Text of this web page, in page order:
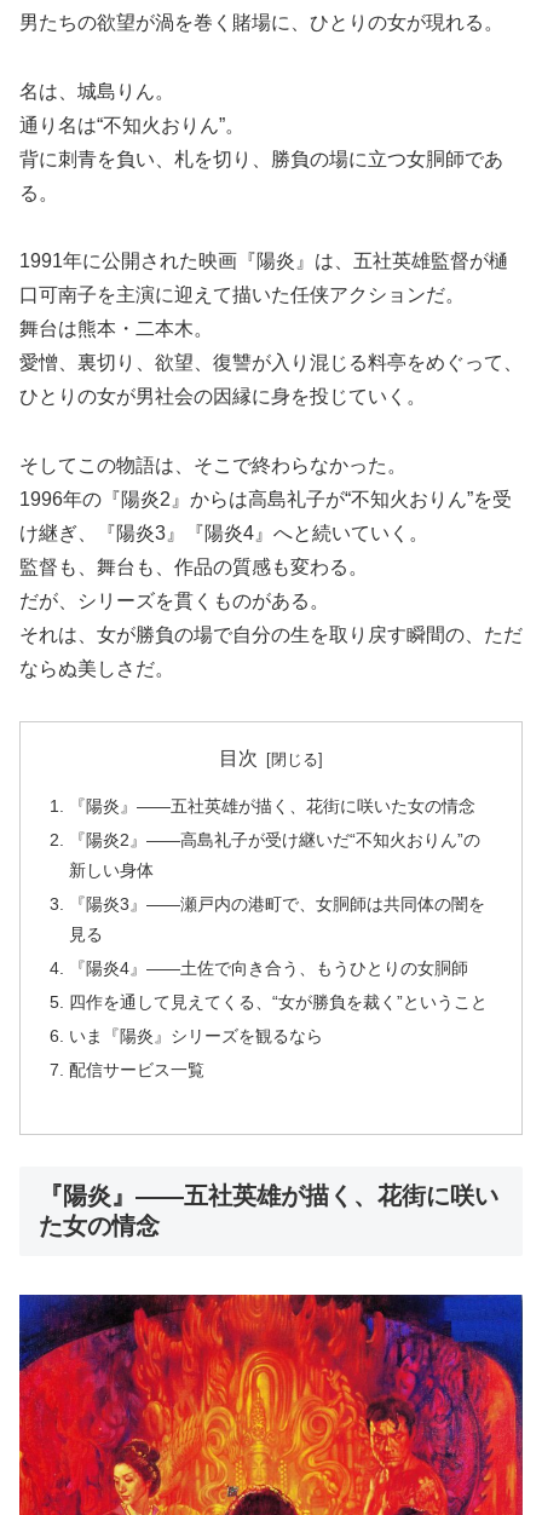
男たちの欲望が渦を巻く賭場に、ひとりの女が現れる。
名は、城島りん。
通り名は“不知火おりん”。
背に刺青を負い、札を切り、勝負の場に立つ女胴師であ
る。
1991年に公開された映画『陽炎』は、五社英雄監督が樋
口可南子を主演に迎えて描いた任侠アクションだ。
舞台は熊本・二本木。
愛憎、裏切り、欲望、復讐が入り混じる料亭をめぐって、
ひとりの女が男社会の因縁に身を投じていく。
そしてこの物語は、そこで終わらなかった。
1996年の『陽炎2』からは高島礼子が“不知火おりん”を受
け継ぎ、『陽炎3』『陽炎4』へと続いていく。
監督も、舞台も、作品の質感も変わる。
だが、シリーズを貫くものがある。
それは、女が勝負の場で自分の生を取り戻す瞬間の、ただ
ならぬ美しさだ。
目次
『陽炎』――五社英雄が描く、花街に咲いた女の情念
『陽炎2』――高島礼子が受け継いだ“不知火おりん”の
新しい身体
『陽炎3』――瀬戸内の港町で、女胴師は共同体の闇を
見る
『陽炎4』――土佐で向き合う、もうひとりの女胴師
四作を通して見えてくる、“女が勝負を裁く”ということ
いま『陽炎』シリーズを観るなら
配信サービス一覧
『陽炎』――五社英雄が描く、花街に咲い
た女の情念